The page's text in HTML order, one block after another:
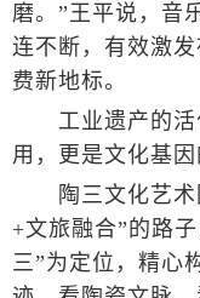
磨。”王平说，音
连不断，有效激
费新地标。
工业遗产的活
用，更是文化基因
陶三文化艺术
+文旅融合”的路
三”为定位，精心